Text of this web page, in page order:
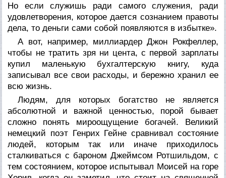
Но если служишь ради самого служения, ради
удовлетворения, которое дается сознанием правоты
дела, то деньги сами собой появляются в избытке».
А вот, например, миллиардер Джон Рокфеллер,
чтобы не тратить зря ни цента, с первой зарплаты
купил маленькую бухгалтерскую книгу, куда
записывал все свои расходы, и бережно хранил ее
всю жизнь.
Людям, для которых богатство не является
абсолютной и важной ценностью, порой бывает
сложно понять мироощущение богачей. Великий
немецкий поэт Генрих Гейне сравнивал состояние
людей, которым так или иначе приходилось
сталкиваться с бароном Джеймсом Ротшильдом, с
тем состоянием, которое испытывал Моисей на горе